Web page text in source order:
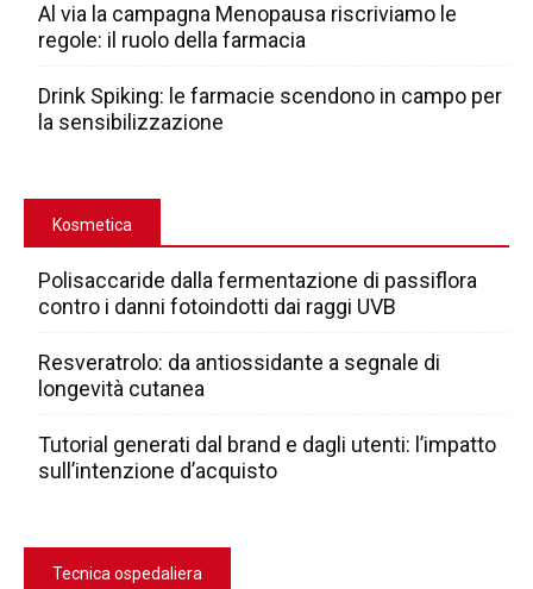
Al via la campagna Menopausa riscriviamo le
regole: il ruolo della farmacia
Drink Spiking: le farmacie scendono in campo per
la sensibilizzazione
Kosmetica
Polisaccaride dalla fermentazione di passiflora
contro i danni fotoindotti dai raggi UVB
Resveratrolo: da antiossidante a segnale di
longevità cutanea
Tutorial generati dal brand e dagli utenti: l’impatto
sull’intenzione d’acquisto
Tecnica ospedaliera